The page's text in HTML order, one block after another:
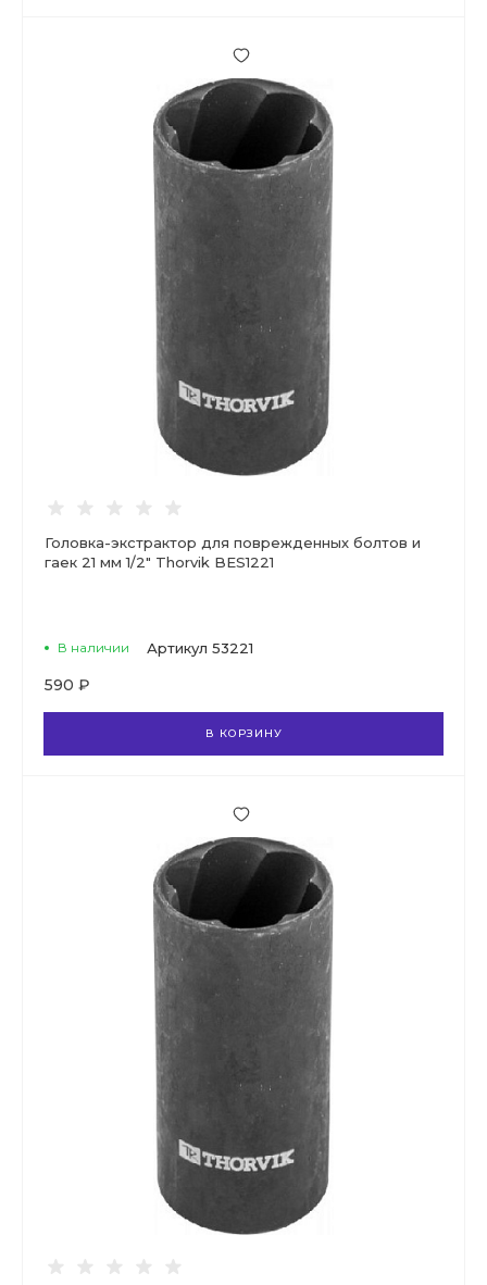
Головка-экстрактор для поврежденных болтов и
гаек 21 мм 1/2" Thorvik BES1221
В наличии Артикул 53221
590 ₽
В КОРЗИНУ